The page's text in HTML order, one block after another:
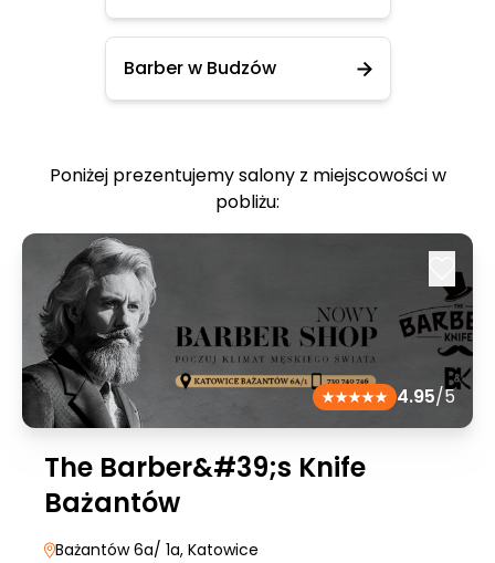
Barber w Budzów
Poniżej prezentujemy salony z miejscowości w
pobliżu:
4.95/5
The Barber&#39;s Knife
Bażantów
Bażantów 6a/ 1a, Katowice